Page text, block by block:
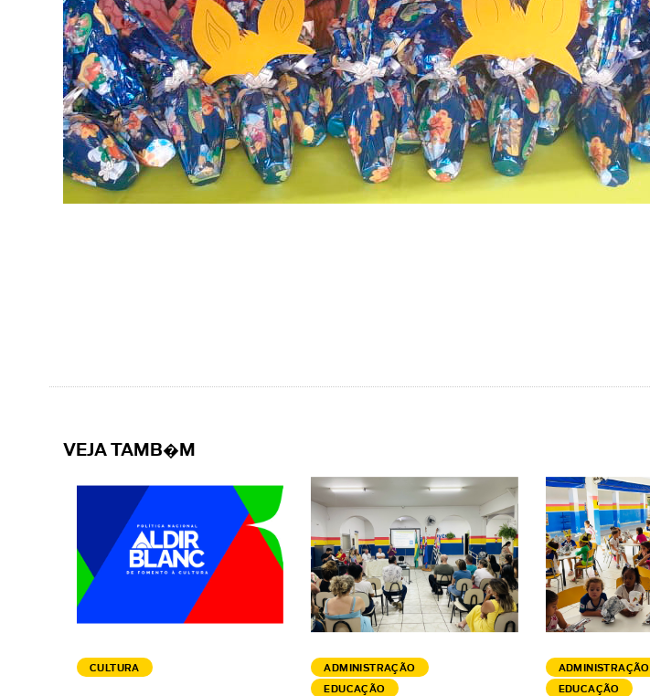
VEJA TAMB�M
CULTURA ADMINISTRAÇÃO
EDUCAÇÃO
ADMINISTRAÇÃO
EDUCAÇÃO